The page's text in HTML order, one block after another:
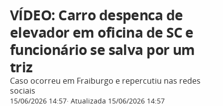
VÍDEO: Carro despenca de
elevador em oficina de SC e
funcionário se salva por um
triz
Caso ocorreu em Fraiburgo e repercutiu nas redes
sociais
15/06/2026 14:57 Atualizada 15/06/2026 14:57